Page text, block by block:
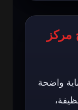
مركز
واضحة